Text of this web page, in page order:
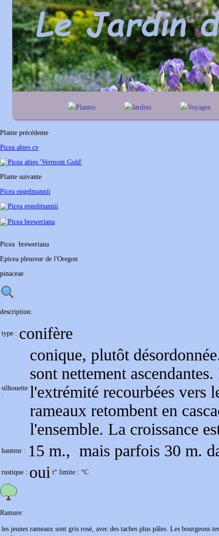
Plantes
U
V
Jardins Voyages
Plante précédente
Picea abies cv
Plante suivante
Picea engelmannii
Picea breweriana
Epicea pleureur de l'Oregon
pinaceae
description:
type : conifère
silhouette
:
conique, plutôt
sont nettement
l'extrémité recourbées vers
rameaux retombent en
l'ensemble. La croissance
hauteur : 15 m., mais parfois 30
rustique : oui t° limite : °C
Ramure:
les jeunes rameaux sont gris rosé, avec des taches plus pâles. Les bourgeons